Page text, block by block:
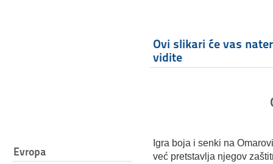
Evropa
Ovi slikari će vas
vidite
Igra boja i senki na
već pretstavlja njegov